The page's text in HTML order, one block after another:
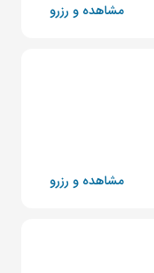
مشاهده و رزرو
مشاهده و رزرو